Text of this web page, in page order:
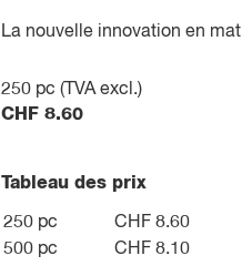
La nouvelle innovation en
250 pc (TVA excl.)
CHF 8.60
Tableau des prix
250 pc
CHF 8.60
500 pc
CHF 8.10